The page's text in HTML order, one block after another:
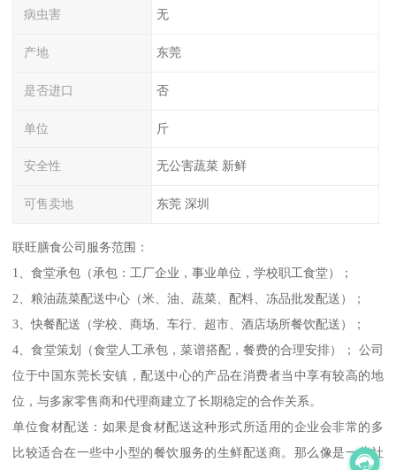
病虫害 无
产地 东莞
是否进口 否
单位 斤
安全性 无公害蔬菜 新鲜
可售卖地 东莞 深圳
联旺膳食公司服务范围：
1、食堂承包（承包：工厂企业，事业单位，学校职工食堂）；
2、粮油蔬菜配送中心（米、油、蔬菜、配料、冻品批发配送）；
3、快餐配送（学校、商场、车行、超市、酒店场所餐饮配送）；
4、食堂策划（食堂人工承包，菜谱搭配，餐费的合理安排）； 公司
位于中国东莞长安镇，配送中心的产品在消费者当中享有较高的地
位，与多家零售商和代理商建立了长期稳定的合作关系。
单位食材配送：如果是食材配送这种形式所适用的企业会非常的多
比较适合在一些中小型的餐饮服务的生鲜配送商。那么像是一些社